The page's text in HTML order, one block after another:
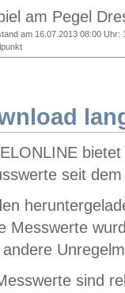
am Pegel
am 16.07.2013 08:00 Uhr:
seit
Messwerte
sind